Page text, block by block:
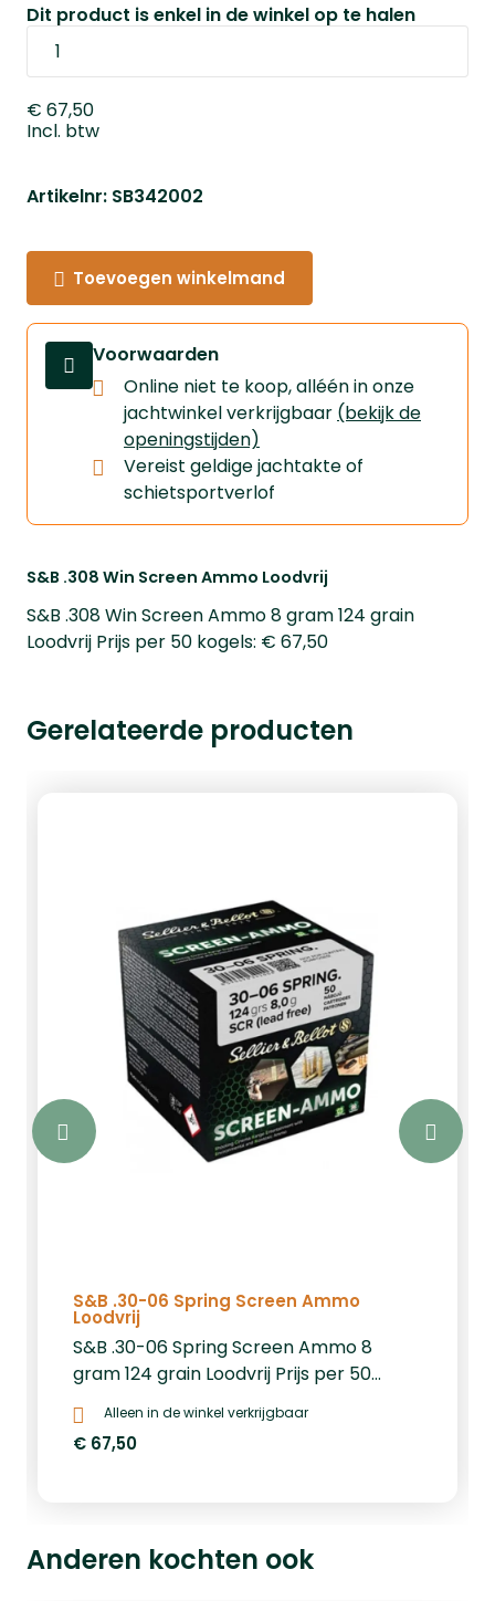
S&B .308 Win Screen Ammo Loodvrij
S&B .308 Win Screen Ammo 8 gram 124 grain
Loodvrij Prijs per 50 kogels: € 67,50
Dit product is enkel in de winkel op te halen
€ 67,50
Incl. btw
Artikelnr: SB342002
Toevoegen winkelmand
Voorwaarden
Online niet te koop, alléén in onze
jachtwinkel verkrijgbaar (bekijk de
openingstijden)
Vereist geldige jachtakte of
schietsportverlof
Gerelateerde producten
S&B .30-06 Spring Screen Ammo
Loodvrij
S&B .30-06 Spring Screen Ammo 8
gram 124 grain Loodvrij Prijs per 50
Alleen in de winkel verkrijgbaar
€ 67,50
Anderen kochten ook